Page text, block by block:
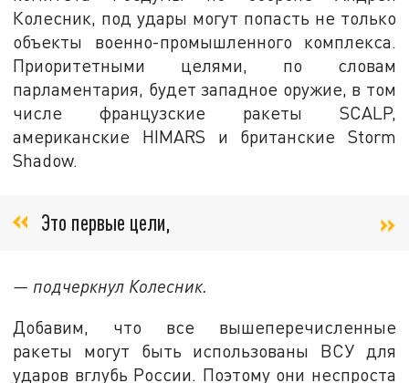
Колесник, под удары могут попасть не только
объекты военно-промышленного комплекса.
Приоритетными целями, по словам
парламентария, будет западное оружие, в том
числе французские ракеты SCALP,
американские HIMARS и британские Storm
Shadow.
Это первые цели,
— подчеркнул Колесник.
Добавим, что все вышеперечисленные
ракеты могут быть использованы ВСУ для
ударов вглубь России. Поэтому они неспроста